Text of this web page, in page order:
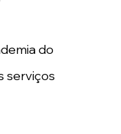
do
serviços